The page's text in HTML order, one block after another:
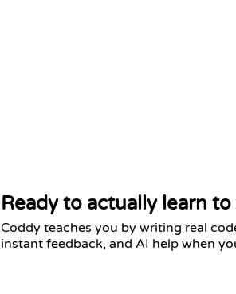
Ready to actually learn to
Coddy teaches you by writing real
instant feedback, and AI help when